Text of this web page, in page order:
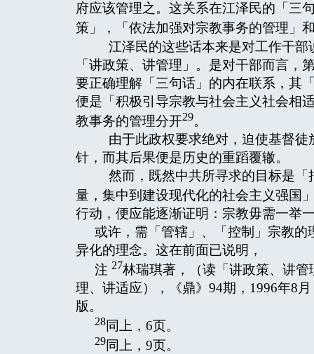
府应该管理之。这关系在江泽民的「三
策」，「依法加强对宗教事务的管理」
江泽民的这些话本来是对工作干部
「讲政策、讲管理」。是对干部而言
要正确理解「三句话」的内在联系，其
便是「积极引导宗教与社会主义社会相
教事务的管理分开29。
由于此政权要求绝对，迫使基督徒
针，而其后果便是历史的重蹈覆辙。
然而，既然中共所寻求的目标是「
量，集中到建设现代化的社会主义强国
行动，便应能逐渐证明：宗教毋需一举
或许，需「管辖」、「控制」宗教
异化的理念。这在前面已说明，
注 27林瑞琪著，（读「讲政策、讲
理、讲适应），《鼎》94期，1996年8
版。
28同上，6页。
29同上，9页。